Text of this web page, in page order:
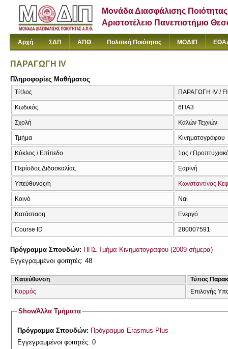
Μονάδα Διασφάλισης Ποιότητας
Αριστοτέλειο Πανεπιστήμιο
Αρχή ΣΔΠ ΑΠΘ Πολιτική Ποιότητας ΜΟΔΙΠ
ΠΑΡΑΓΩΓΗ IV
Πληροφορίες Μαθήματος
Τίτλος ΠΑΡΑΓΩΓΗ IV /
Κωδικός 6ΠΑ3
Σχολή Καλών Τεχνών
Τμήμα Κινηματογράφου
Κύκλος / Επίπεδο 1ος /
Περίοδος Διδασκαλίας Εαρινή
Υπεύθυνος/η Κωνσταντίνος
Κοινό Ναι
Κατάσταση Ενεργό
Course ID 280007591
Πρόγραμμα Σπουδών: ΠΠΣ Τμήμα Κινηματογράφου (2009-σήμερα)
Εγγεγραμμένοι φοιτητές: 48
Κατεύθυνση
Τύπος
Κορμός
Επιλογής
ShowΆλλα Τμήματα
Πρόγραμμα Σπουδών: Πρόγραμμα Erasmus Plus
Εγγεγραμμένοι φοιτητές: 0